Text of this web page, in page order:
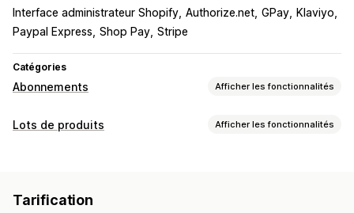
Interface administrateur Shopify Authorize.net GPay
Klaviyo
Paypal Express Shop Pay Stripe
Catégories
Abonnements Afficher les fonctionnalités
Types d’abonnement
Lots de produits
Lots de produits Afficher les fonctionnalités
Lots avec une infinité d’options
Tarification